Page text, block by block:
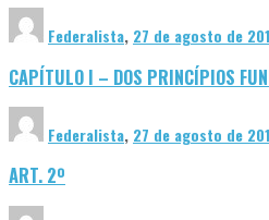
Federalista, 27 de agosto de
CAPÍTULO I – DOS PRINCÍPIOS
Federalista, 27 de agosto de
ART. 2º